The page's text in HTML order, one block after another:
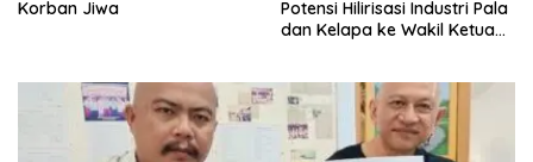
Korban Jiwa
Potensi Hilirisasi Industri Pala
dan Kelapa ke Wakil Ketua